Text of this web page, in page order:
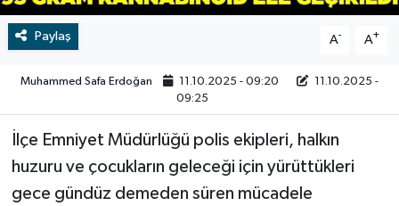
Paylaş A- A+
Muhammed Safa Erdoğan 11.10.2025 - 09:20
11.10.2025 -
09:25
İlçe Emniyet Müdürlüğü polis ekipleri, halkın
huzuru ve çocukların geleceği için yürüttükleri
gece gündüz demeden süren mücadele
SPOR